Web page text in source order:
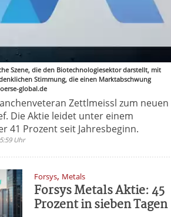
Szene, die den Biotechnologiesektor darstellt, mit
Stimmung, die einen Marktabschwung
global.de
Zettlmeissl zum neuen
Die Aktie leidet unter einem
41 Prozent seit Jahresbeginn.
Uhr
Forsys, Metals
Forsys Metals Aktie: 45
Prozent in sieben Tagen